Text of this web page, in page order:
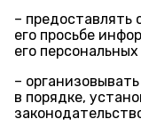
– предоставлять
его просьбе
его
–
в порядке,